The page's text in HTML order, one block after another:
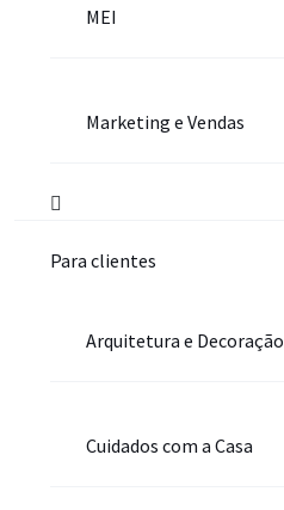
MEI
Marketing e Vendas
Para clientes
Arquitetura e Decoração
Cuidados com a Casa